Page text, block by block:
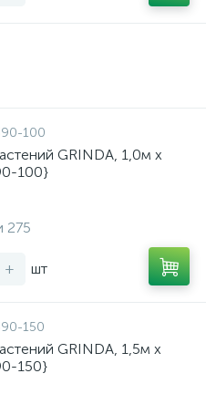
100
GRINDA, 1,0м х
100}
275
+ шт
150
GRINDA, 1,5м х
150}